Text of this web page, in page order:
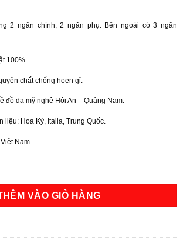
2 ngăn chính, 2 ngăn phụ. Bên ngoài có 3 ngăn
100%.
chất chống hoen gỉ.
đồ da mỹ nghệ Hội An – Quảng Nam.
liệu: Hoa Kỳ, Italia, Trung Quốc.
Nam.
An Dành Cho Nam | Hội An Leather số
VÀO GIỎ HÀNG